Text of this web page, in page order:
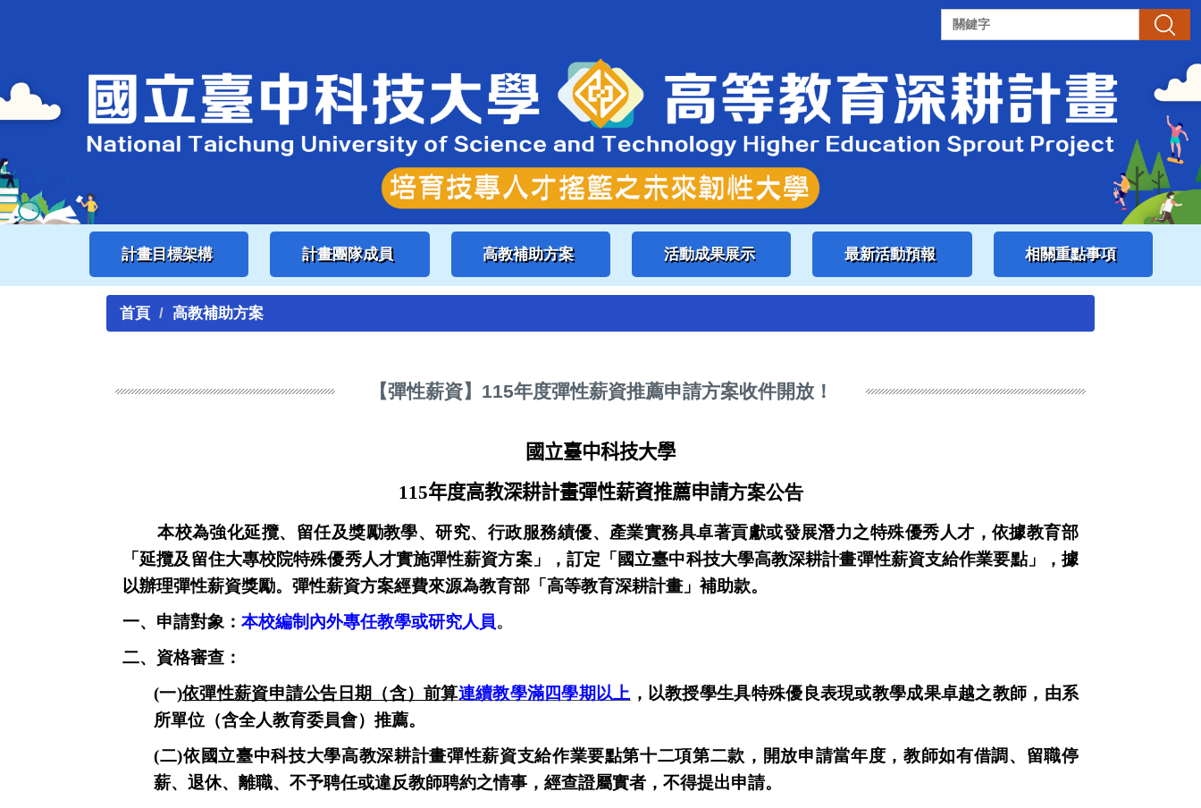
內
容
區
搜尋
計畫目標架構 計畫團隊成員 高教補助方案 活動成果展示 最新活動預報 相關重點事項
首頁 高教補助方案
【彈性薪資】115年度彈性薪資推薦申請方案收件開放！
國立臺中科技大學
115年度高教深耕計畫彈性薪資推薦申請方案公告
本校為強化延攬、留任及獎勵教學、研究、行政服務績優、產業實務具卓著貢獻或發展潛力之特殊優秀人才，依據教育部
「延攬及留住大專校院特殊優秀人才實施彈性薪資方案」，訂定「國立臺中科技大學高教深耕計畫彈性薪資支給作業要點」，據
以辦理彈性薪資獎勵。彈性薪資方案經費來源為教育部「高等教育深耕計畫」補助款。
一、 申請對象：本校編制內外專任教學或研究人員。
二、資格審查：
(一)依彈性薪資申請公告日期（含）前算連續教學滿四學期以上 ，以教授學生具特殊優良表現或教學成果卓越之教師，由系
所單位（含全人教育委員會）推薦。
(二)依國立臺中科技大學高教深耕計畫彈性薪資支給作業要點第十二項第二款，開放申請當年度，教師如有借調、留職停
薪、退休、離職、不予聘任或違反教師聘約之情事，經查證屬實者，不得提出申請。